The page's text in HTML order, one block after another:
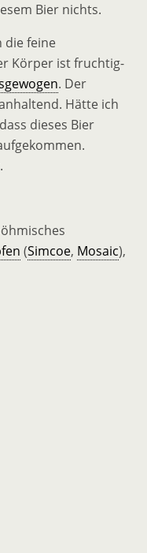
Bier nichts.
die feine
Körper ist fruchtig-
. Der
Hätte ich
dieses Bier
(Simcoe, Mosaic),